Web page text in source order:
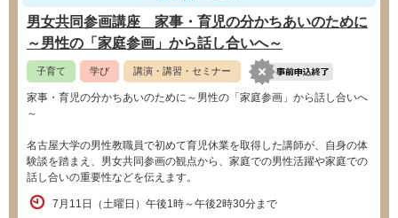
男女共同参画講座 家事・育児の分かちあいのために
～男性の「家庭参画」から話し合いへ～
子育て 学び 講演・講習・セミナー
家事・育児の分かちあいのために～男性の「家庭参画」から話し合いへ
～
名古屋大学の男性教職員で初めて育児休業を取得した講師が、自身の体
験談を踏まえ、男女共同参画の観点から、家庭での男性活躍や家庭での
話し合いの重要性などを伝えます。
7月11日（土曜日）午後1時～午後2時30分まで